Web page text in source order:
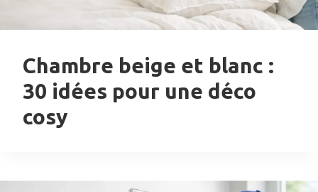
Chambre beige et blanc :
30 idées pour une déco
cosy